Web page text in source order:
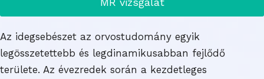
Az idegsebészet az orvostudomány egyik
legösszetettebb és legdinamikusabban fejlődő
területe. Az évezredek során a kezdetleges